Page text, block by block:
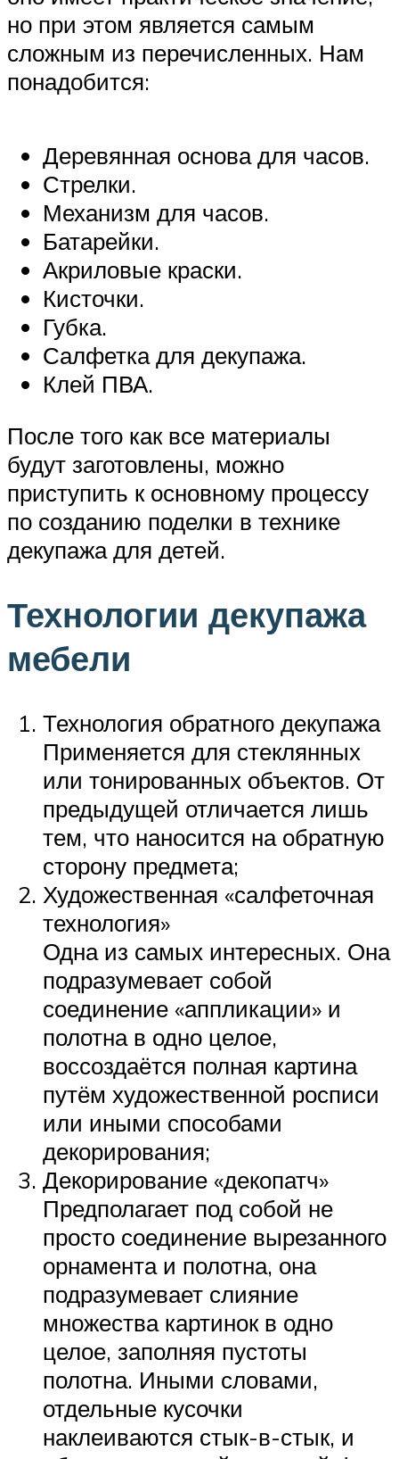
но при этом является самым
сложным из перечисленных. Нам
понадобится:
Деревянная основа для часов.
Стрелки.
Механизм для часов.
Батарейки.
Акриловые краски.
Кисточки.
Губка.
Салфетка для декупажа.
Клей ПВА.
После того как все материалы
будут заготовлены, можно
приступить к основному процессу
по созданию поделки в технике
декупажа для детей.
Технологии декупажа
мебели
Технология обратного декупажа
Применяется для стеклянных
или тонированных объектов. От
предыдущей отличается лишь
тем, что наносится на обратную
сторону предмета;
Художественная «салфеточная
технология»
Одна из самых интересных. Она
подразумевает собой
соединение «аппликации» и
полотна в одно целое,
воссоздаётся полная картина
путём художественной росписи
или иными способами
декорирования;
Декорирование «декопатч»
Предполагает под собой не
просто соединение вырезанного
орнамента и полотна, она
подразумевает слияние
множества картинок в одно
целое, заполняя пустоты
полотна. Иными словами,
отдельные кусочки
наклеиваются стык-в-стык, и